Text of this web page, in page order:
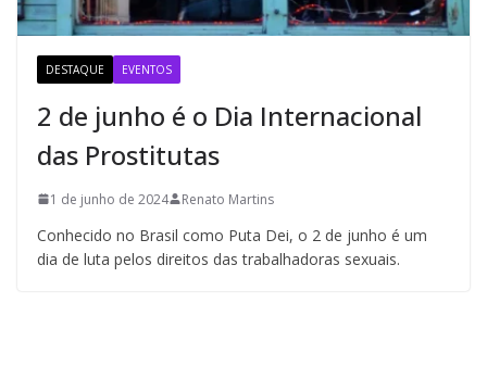
DESTAQUE EVENTOS
2 de junho é o Dia Internacional
das Prostitutas
1 de junho de 2024 Renato Martins
Conhecido no Brasil como Puta Dei, o 2 de junho é um
dia de luta pelos direitos das trabalhadoras sexuais.